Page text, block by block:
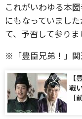
これがいわゆる本
にもなっていまし
て、予習して参りま
※「豊臣兄弟！」関
戦
［